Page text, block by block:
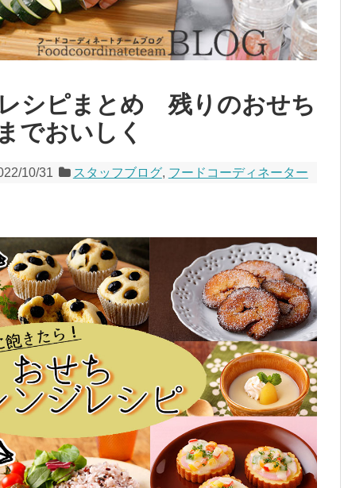
シピまとめ 残りのおせち
でおいしく
10/31 スタッフブログ, フードコーディネーター